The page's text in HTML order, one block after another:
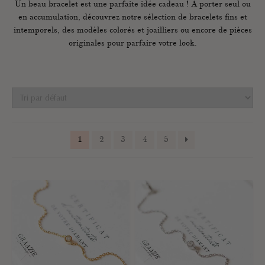
Un beau bracelet est une parfaite idée cadeau ! À porter seul ou
en accumulation, découvrez notre sélection de bracelets fins et
intemporels, des modèles colorés et joailliers ou encore de pièces
originales pour parfaire votre look.
1 2 3 4 5